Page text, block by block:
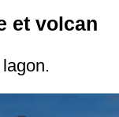
et volcan